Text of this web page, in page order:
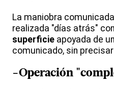
La maniobra
realizada "días atrás"
superficie apoyada de un
comunicado, sin
-Operación